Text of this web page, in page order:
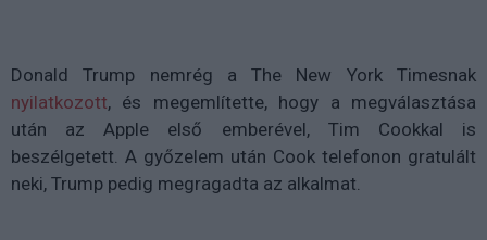
Donald Trump nemrég a The New York Timesnak
nyilatkozott, és megemlítette, hogy a megválasztása
után az Apple első emberével, Tim Cookkal is
beszélgetett. A győzelem után Cook telefonon gratulált
neki, Trump pedig megragadta az alkalmat.